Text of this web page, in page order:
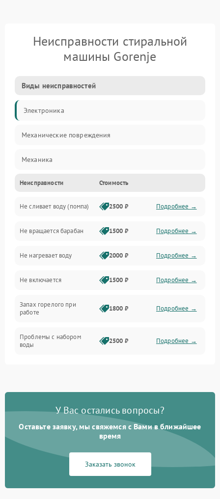
Неисправности стиральной
машины Gorenje
Виды неисправностей
Электроника
Механические повреждения
Механика
Электропитание
Водоснабжение
Слив
Программное обеспечение
Неисправности Стоимость
Не сливает воду (помпа) 2500 ₽ Подробнее →
Не вращается барабан 1500 ₽ Подробнее →
Не нагревает воду 2000 ₽ Подробнее →
Не включается 1500 ₽ Подробнее →
Запах горелого при
работе
1800 ₽ Подробнее →
Проблемы с набором
воды
2500 ₽ Подробнее →
Замена платы управления 2200 ₽ Подробнее →
У Вас остались вопросы?
Оставьте заявку, мы свяжемся с Вами в ближайшее
время
Заказать звонок